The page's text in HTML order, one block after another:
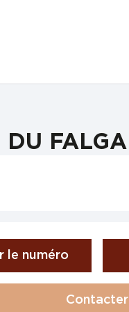
FALGA
le numéro
Contacter